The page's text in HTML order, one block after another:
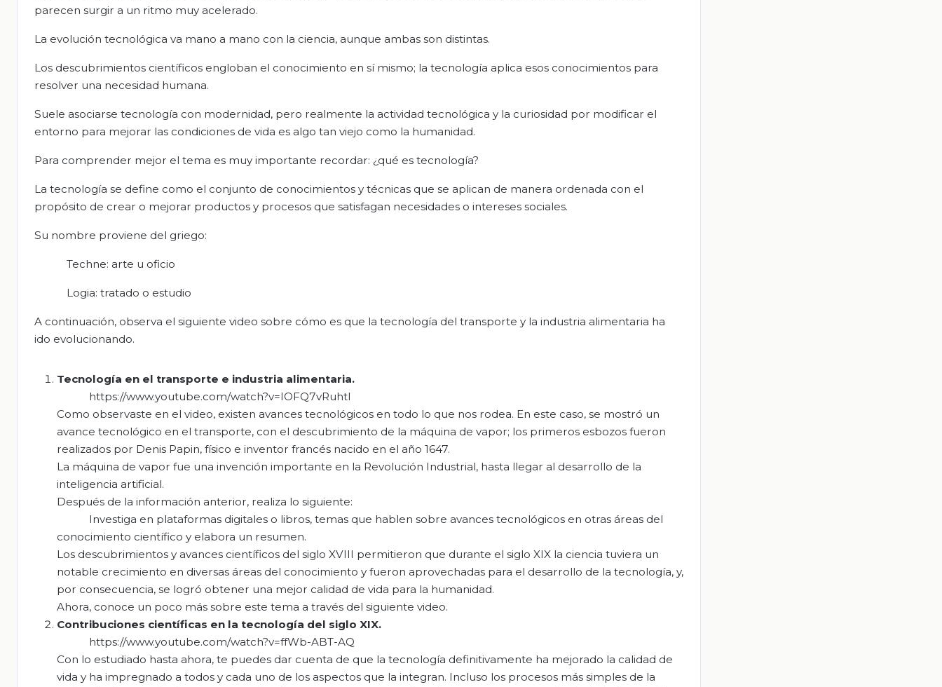
parecen surgir a un ritmo muy acelerado.
La evolución tecnológica va mano a mano con la ciencia, aunque ambas son distintas.
Los descubrimientos científicos engloban el conocimiento en sí mismo; la tecnología aplica esos conocimientos para
resolver una necesidad humana.
Suele asociarse tecnología con modernidad, pero realmente la actividad tecnológica y la curiosidad por modificar el
entorno para mejorar las condiciones de vida es algo tan viejo como la humanidad.
Para comprender mejor el tema es muy importante recordar: ¿qué es tecnología?
La tecnología se define como el conjunto de conocimientos y técnicas que se aplican de manera ordenada con el
propósito de crear o mejorar productos y procesos que satisfagan necesidades o intereses sociales.
Su nombre proviene del griego:
Techne: arte u oficio
Logia: tratado o estudio
A continuación, observa el siguiente video sobre cómo es que la tecnología del transporte y la industria alimentaria ha
ido evolucionando.
Tecnología en el transporte e industria alimentaria.
https://www.youtube.com/watch?v=IOFQ7vRuhtI
Como observaste en el video, existen avances tecnológicos en todo lo que nos rodea. En este caso, se mostró un
avance tecnológico en el transporte, con el descubrimiento de la máquina de vapor; los primeros esbozos fueron
realizados por Denis Papin, físico e inventor francés nacido en el año 1647.
La máquina de vapor fue una invención importante en la Revolución Industrial, hasta llegar al desarrollo de la
inteligencia artificial.
Después de la información anterior, realiza lo siguiente:
Investiga en plataformas digitales o libros, temas que hablen sobre avances tecnológicos en otras áreas del
conocimiento científico y elabora un resumen.
Los descubrimientos y avances científicos del siglo XVIII permitieron que durante el siglo XIX la ciencia tuviera un
notable crecimiento en diversas áreas del conocimiento y fueron aprovechadas para el desarrollo de la tecnología, y,
por consecuencia, se logró obtener una mejor calidad de vida para la humanidad.
Ahora, conoce un poco más sobre este tema a través del siguiente video.
Contribuciones científicas en la tecnología del siglo XIX.
https://www.youtube.com/watch?v=ffWb-ABT-AQ
Con lo estudiado hasta ahora, te puedes dar cuenta de que la tecnología definitivamente ha mejorado la calidad de
vida y ha impregnado a todos y cada uno de los aspectos que la integran. Incluso los procesos más simples de la